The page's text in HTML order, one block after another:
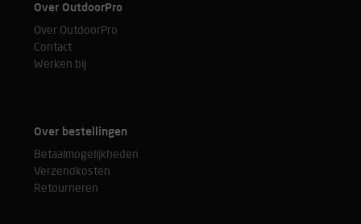
Over OutdoorPro
Over OutdoorPro
Contact
Werken bij
Over bestellingen
Betaalmogelijkheden
Verzendkosten
Retourneren